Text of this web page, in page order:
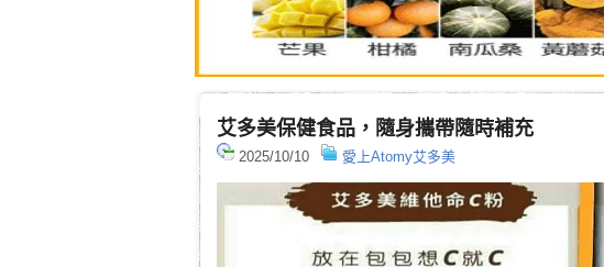
艾多美保健食品，隨身攜帶隨時補充
2025/10/10 愛上Atomy艾多美